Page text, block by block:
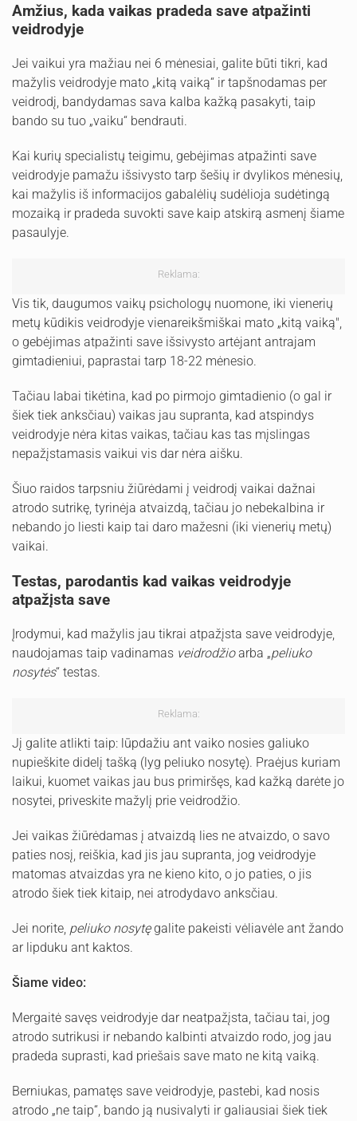
Amžius, kada vaikas pradeda save atpažinti
veidrodyje
Jei vaikui yra mažiau nei 6 mėnesiai, galite būti tikri, kad
mažylis veidrodyje mato „kitą vaiką“ ir tapšnodamas per
veidrodį, bandydamas sava kalba kažką pasakyti, taip
bando su tuo „vaiku“ bendrauti.
Kai kurių specialistų teigimu, gebėjimas atpažinti save
veidrodyje pamažu išsivysto tarp šešių ir dvylikos mėnesių,
kai mažylis iš informacijos gabalėlių sudėlioja sudėtingą
mozaiką ir pradeda suvokti save kaip atskirą asmenį šiame
pasaulyje.
Reklama:
Vis tik, daugumos vaikų psichologų nuomone, iki vienerių
metų kūdikis veidrodyje vienareikšmiškai mato „kitą vaiką",
o gebėjimas atpažinti save išsivysto artėjant antrajam
gimtadieniui, paprastai tarp 18-22 mėnesio.
Tačiau labai tikėtina, kad po pirmojo gimtadienio (o gal ir
šiek tiek anksčiau) vaikas jau supranta, kad atspindys
veidrodyje nėra kitas vaikas, tačiau kas tas mįslingas
nepažįstamasis vaikui vis dar nėra aišku.
Šiuo raidos tarpsniu žiūrėdami į veidrodį vaikai dažnai
atrodo sutrikę, tyrinėja atvaizdą, tačiau jo nebekalbina ir
nebando jo liesti kaip tai daro mažesni (iki vienerių metų)
vaikai.
Testas, parodantis kad vaikas veidrodyje
atpažįsta save
Įrodymui, kad mažylis jau tikrai atpažįsta save veidrodyje,
naudojamas taip vadinamas veidrodžioarba „peliuko
nosytės“ testas.
Reklama:
Jį galite atlikti taip: lūpdažiu ant vaiko nosies galiuko
nupieškite didelį tašką (lyg peliuko nosytę). Praėjus kuriam
laikui, kuomet vaikas jau bus primiršęs, kad kažką darėte jo
nosytei, priveskite mažylį prie veidrodžio.
Jei vaikas žiūrėdamas į atvaizdą lies ne atvaizdo, o savo
paties nosį, reiškia, kad jis jau supranta, jog veidrodyje
matomas atvaizdas yra ne kieno kito, o jo paties, o jis
atrodo šiek tiek kitaip, nei atrodydavo anksčiau.
Jei norite, peliuko nosytęgalite pakeisti vėliavėle ant žando
ar lipduku ant kaktos.
Šiame video:
Mergaitė savęs veidrodyje dar neatpažįsta, tačiau tai, jog
atrodo sutrikusi ir nebando kalbinti atvaizdo rodo, jog jau
pradeda suprasti, kad priešais save mato ne kitą vaiką.
Berniukas, pamatęs save veidrodyje, pastebi, kad nosis
atrodo „ne taip“, bando ją nusivalyti ir galiausiai šiek tiek